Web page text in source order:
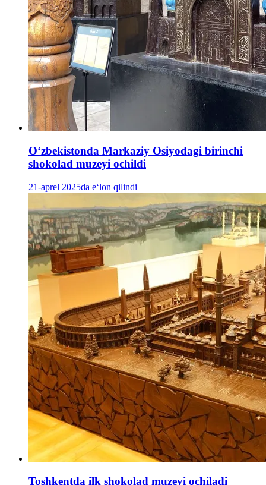
O‘zbekistonda Markaziy Osiyodagi birinchi
shokolad muzeyi ochildi
21-aprel 2025da e‘lon qilindi
Toshkentda ilk shokolad muzeyi ochiladi